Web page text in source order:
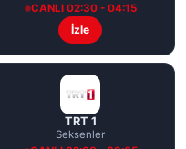
CANLI 02:30 - 04:15
İzle
TRT 1
Seksenler